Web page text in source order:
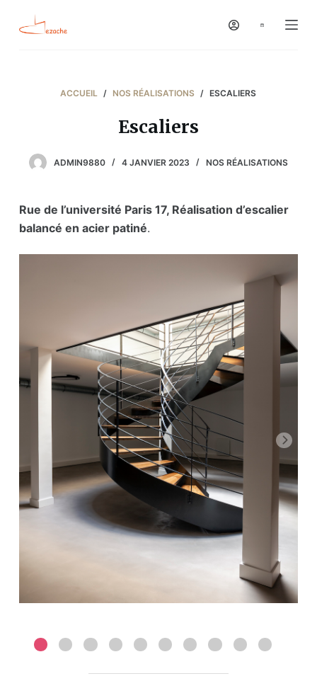
a
n
ACCUEIL / NOS RÉALISATIONS / ESCALIERS
Escaliers
ADMIN9880 4 JANVIER 2023 NOS RÉALISATIONS
Rue de l’université Paris 17, Réalisation d’escalier
balancé en acier patiné.